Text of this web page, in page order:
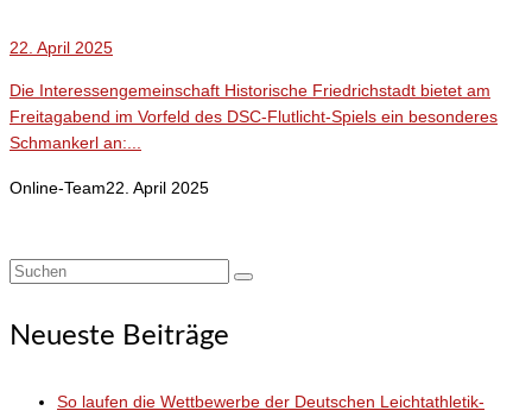
22. April 2025
Die Interessengemeinschaft Historische Friedrichstadt bietet am
Freitagabend im Vorfeld des DSC-Flutlicht-Spiels ein besonderes
Schmankerl an:...
Online-Team22. April 2025
Suchen
Neueste Beiträge
So laufen die Wettbewerbe der Deutschen Leichtathletik-